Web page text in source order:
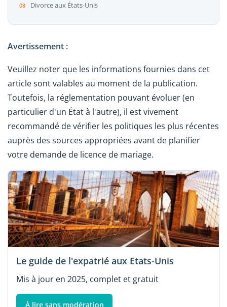
Divorce aux États-Unis
Avertissement :
Veuillez noter que les informations fournies dans cet
article sont valables au moment de la publication.
Toutefois, la réglementation pouvant évoluer (en
particulier d'un État à l'autre), il est vivement
recommandé de vérifier les politiques les plus récentes
auprès des sources appropriées avant de planifier
votre demande de licence de mariage.
Le guide de l'expatrié aux Etats-Unis
Mis à jour en 2025, complet et gratuit
À lire sans modération